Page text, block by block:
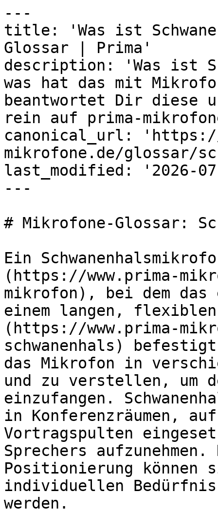
---
title: 'Was ist
Glossar | Prima'
description: 'Was ist
was hat das mit
beantwortet Dir diese
rein auf prima-
canonical_url: 'https://
mikrofone.de/glossar/
last_modified: '2026-
---
# Mikrofone-Glossar:
Ein
(https://www.prima-
mikrofon), bei dem
einem langen, flexiblen
(https://www.prima-
schwanenhals)
das Mikrofon in
und zu verstellen, um
einzufangen.
in Konferenzräumen,
Vortragspulten
Sprechers
Positionierung können
individuellen
werden.